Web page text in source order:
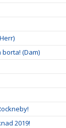
(Dam)
2019!